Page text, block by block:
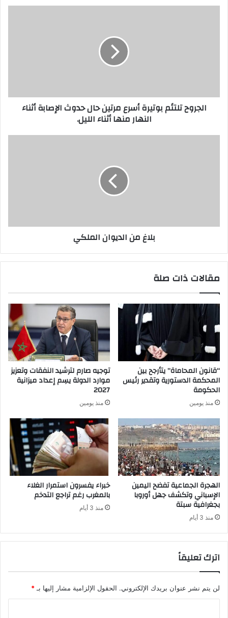
الجروح تلتئم بوتيرة أسرع مرتين حال حدوث الإصابة أثناء
النهار منها أثناء الليل.
بلاغ من الديوان الملكي
مقالات ذات صلة
“قانون المحاماة” يتأرجح بين
المحكمة الدستورية وتقدير رئيس
الحكومة
منذ يومين
توجيه صارم لترشيد النفقات وتعزيز
موارد الدولة يسِم إعداد ميزانية
2027
منذ يومين
الهجرة الجماعية تفضح اليمين
الإسباني وتكشف جهل أوروبا
بجغرافية سبتة
منذ 3 أيام
خبراء يفسرون استمرار الغلاء
بالمغرب رغم تراجع التدخم
منذ 3 أيام
اترك تعليقاً
لن يتم نشر عنوان بريدك الإلكتروني. الحقول الإلزامية مشار إليها بـ *